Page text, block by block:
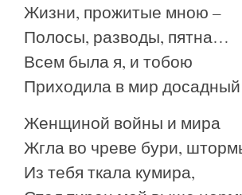
Жизни, прожитые мною –
Полосы, разводы, пятна…
Всем была я, и тобою
Приходила в мир
Женщиной войны и мира
Жгла во чреве бури,
Из тебя ткала кумира,